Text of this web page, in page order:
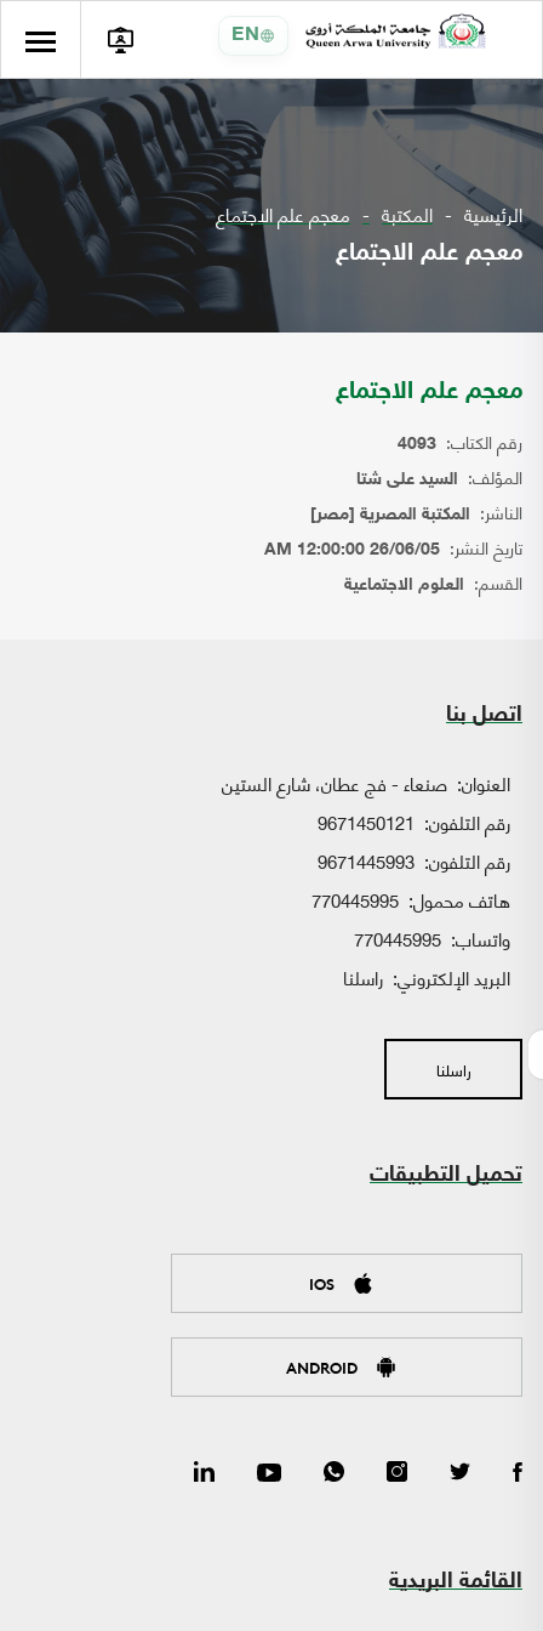
EN
الرئيسية المكتبة معجم علم الاجتماع
معجم علم الاجتماع
معجم علم الاجتماع
رقم الكتاب: 4093
المؤلف: السيد على شتا
الناشر: المكتبة المصرية [مصر]
تاريخ النشر: 26/06/05 12:00:00 AM
القسم: العلوم الاجتماعية
اتصل بنا
العنوان: صنعاء - فج عطان، شارع الستين
رقم التلفون: 9671450121
رقم التلفون: 9671445993
هاتف محمول: 770445995
واتساب:
البريد الإلكتروني: راسلنا
راسلنا
تحميل التطبيقات
IOS
ANDROID
القائمة البريدية